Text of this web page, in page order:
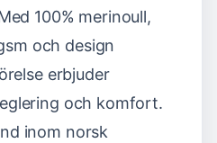
100% merinoull,
och design
erbjuder
och komfort.
inom norsk